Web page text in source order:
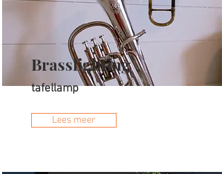
Brasslighting
tafellamp
Lees meer